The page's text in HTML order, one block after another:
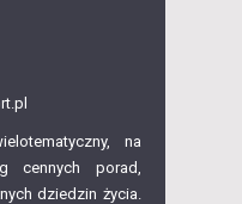
na
cennych porad,
dziedzin życia.